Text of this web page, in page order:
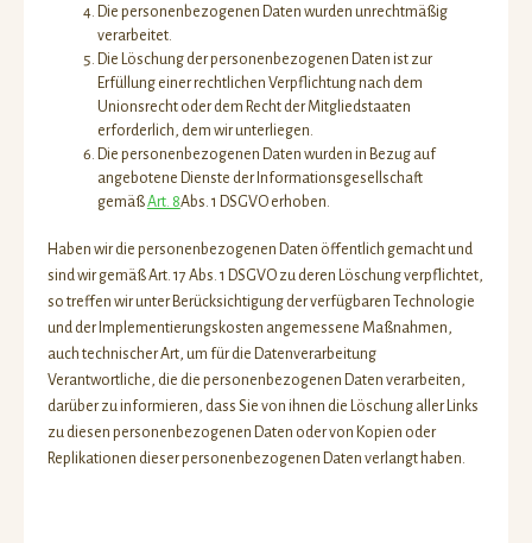
Die personenbezogenen Daten wurden unrechtmäßig
verarbeitet.
Die Löschung der personenbezogenen Daten ist zur
Erfüllung einer rechtlichen Verpflichtung nach dem
Unionsrecht oder dem Recht der Mitgliedstaaten
erforderlich, dem wir unterliegen.
Die personenbezogenen Daten wurden in Bezug auf
angebotene Dienste der Informationsgesellschaft
gemäßArt. 8Abs. 1 DSGVO erhoben.
Haben wir die personenbezogenen Daten öffentlich gemacht und
sind wir gemäß Art. 17 Abs. 1 DSGVO zu deren Löschung verpflichtet,
so treffen wir unter Berücksichtigung der verfügbaren Technologie
und der Implementierungskosten angemessene Maßnahmen,
auch technischer Art, um für die Datenverarbeitung
Verantwortliche, die die personenbezogenen Daten verarbeiten,
darüber zu informieren, dass Sie von ihnen die Löschung aller Links
zu diesen personenbezogenen Daten oder von Kopien oder
Replikationen dieser personenbezogenen Daten verlangt haben.